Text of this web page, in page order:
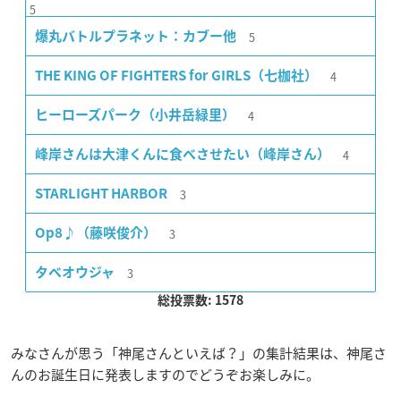
5
爆丸バトルプラネット：カブー他 5
THE KING OF FIGHTERS for GIRLS（七枷社） 4
ヒーローズパーク（小井岳緑里） 4
峰岸さんは大津くんに食べさせたい（峰岸さん） 4
STARLIGHT HARBOR 3
Op8♪（藤咲俊介） 3
タベオウジャ 3
総投票数: 1578
みなさんが思う「神尾さんといえば？」の集計結果は、神尾さ
んのお誕生日に発表しますのでどうぞお楽しみに。